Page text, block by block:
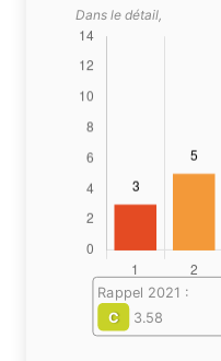
Dans le détail,
Rappel 2021 :
C
3.58